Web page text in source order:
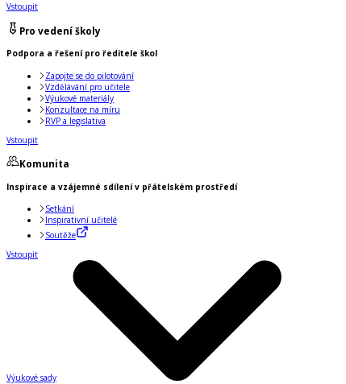
Vstoupit
Pro vedení školy
Podpora a řešení pro ředitele škol
Zapojte se do pilotování
Vzdělávání pro učitele
Výukové materiály
Konzultace na míru
RVP a legislativa
Vstoupit
Komunita
Inspirace a vzájemné sdílení v přátelském prostředí
Setkání
Inspirativní učitelé
Soutěže
Vstoupit
Výukové sady